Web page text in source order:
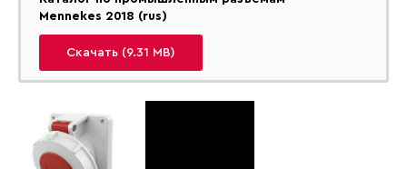
Mennekes 2018 (rus)
Скачать (9.31 MB)